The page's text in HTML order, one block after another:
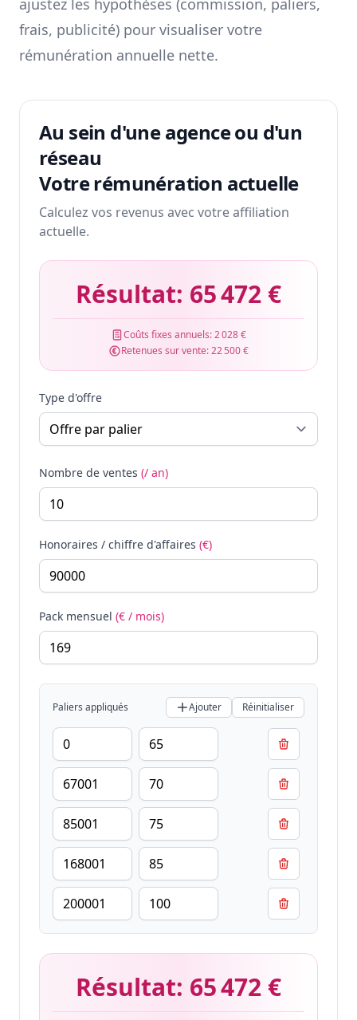
ajustez les hypothèses (commission, paliers,
frais, publicité) pour visualiser votre
rémunération annuelle nette.
Au sein d'une agence ou d'un
réseau
Votre rémunération actuelle
Calculez vos revenus avec votre affiliation
actuelle.
Résultat: 65 472 €
Coûts fixes annuels:2 028 €
Retenues sur vente:22 500 €
Type d'offre
Nombre de ventes (/ an)
Honoraires / chiffre d'affaires (€)
Pack mensuel (€ / mois)
Paliers appliqués Ajouter Réinitialiser
Résultat: 65 472 €